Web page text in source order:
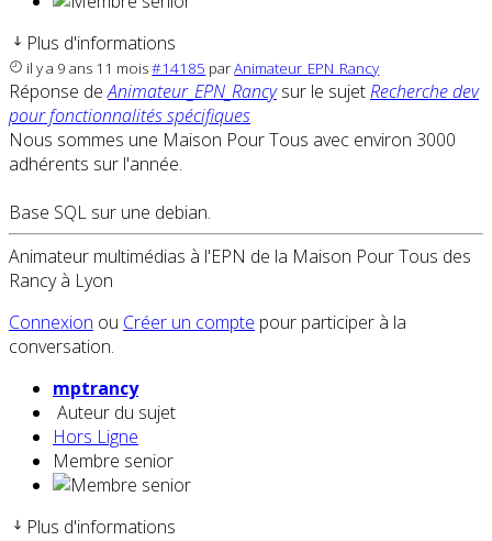
Plus d'informations
il y a 9 ans 11 mois#14185 parAnimateur_EPN_Rancy
Réponse deAnimateur_EPN_Rancysur le sujetRecherche dev
pour fonctionnalités spécifiques
Nous sommes une Maison Pour Tous avec environ 3000
adhérents sur l'année.
Base SQL sur une debian.
Animateur multimédias à l'EPN de la Maison Pour Tous des
Rancy à Lyon
Connexion ou Créer un compte pour participer à la
conversation.
mptrancy
Auteur du sujet
Hors Ligne
Membre senior
Plus d'informations